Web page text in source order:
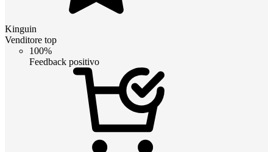
Kinguin
Venditore top
100%
Feedback positivo